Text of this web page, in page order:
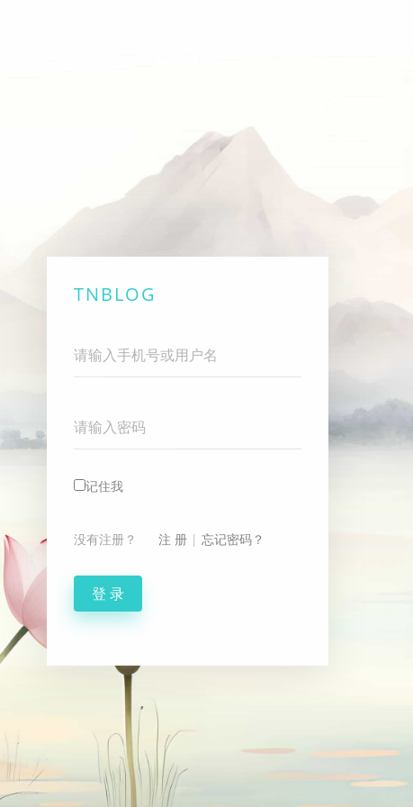
TNBLOG
记住我
没有注册？ 注 册| 忘记密码？